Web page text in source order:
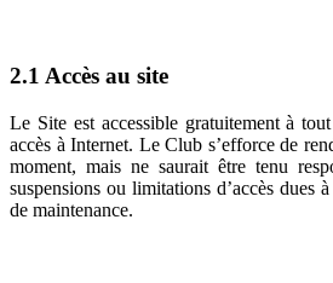
2.1 Accès au site
Le Site est accessible gratuitement à
accès à Internet. Le Club s’efforce de
moment, mais ne saurait être tenu
suspensions ou limitations d’accès dues
de maintenance.